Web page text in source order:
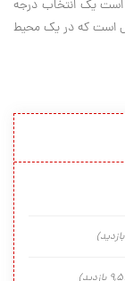
یک انتخاب درجه
است که در یک محیط